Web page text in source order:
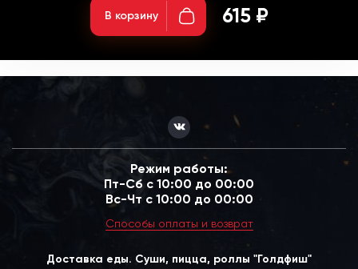
В корзину 615 ₽
Доставка еды. Суши, пицца, роллы "Голдфиш"
Режим работы:
Пт-Сб с 10:00 до 00:00
Вс-Чт с 10:00 до 00:00
Способы оплаты и возврат